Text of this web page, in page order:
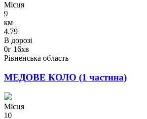
Місця
9
км
4.79
В дорозі
0г 16хв
Рівненська область
МЕДОВЕ КОЛО (1 частина)
Місця
10